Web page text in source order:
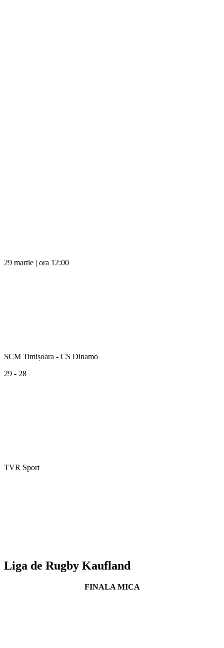
29 martie | ora 12:00
SCM Timișoara - CS Dinamo
29 - 28
TVR Sport
Liga de Rugby Kaufland
FINALA MICA